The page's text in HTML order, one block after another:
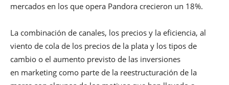
mercados en los que opera Pandora crecieron un 18%.
La combinación de canales, los precios y la eficiencia, al
viento de cola de los precios de la plata y los tipos de
cambio o el aumento previsto de las inversiones
en marketing como parte de la reestructuración de la